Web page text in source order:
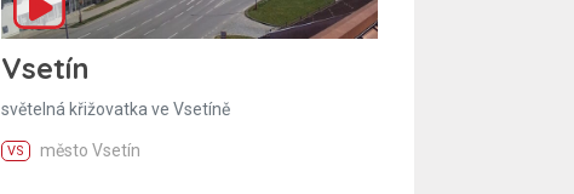
Vsetín
světelná křižovatka ve Vsetíně
VS město Vsetín